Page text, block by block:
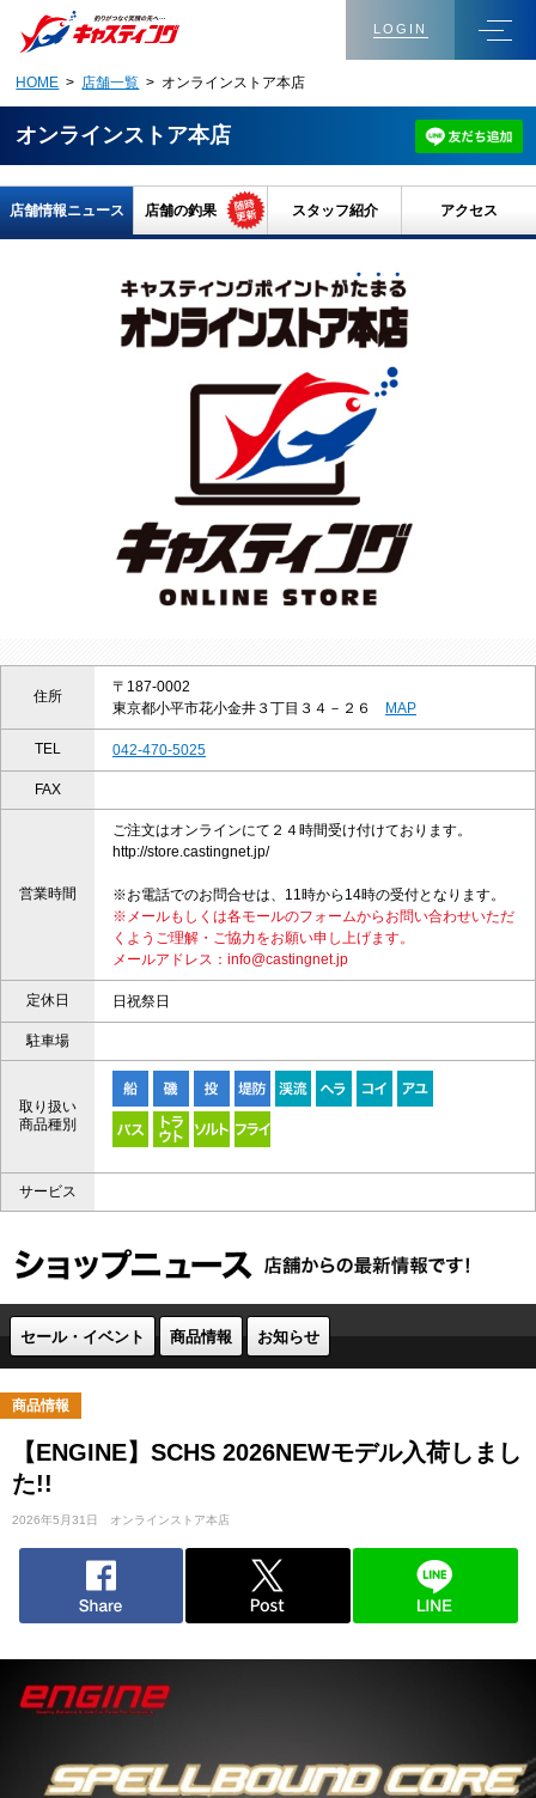
LOGIN
HOME > 店舗一覧 > オンラインストア本店
オンラインストア本店
店舗情報ニュース 店舗の釣果 スタッフ紹介 アクセス
住所
〒187-0002
東京都小平市花小金井３丁目３４－２６
MAP
TEL 042-470-5025
FAX
営業時間
ご注文はオンラインにて２４時間受け付けております。
http://store.castingnet.jp/
※お電話でのお問合せは、11時から14時の受付となります。
※メールもしくは各モールのフォームからお問い合わせいただ
くようご理解・ご協力をお願い申し上げます。
メールアドレス：info@castingnet.jp
定休日 日祝祭日
駐車場
取り扱い
商品種別
サービス
セール・イベント 商品情報 お知らせ
商品情報
【ENGINE】SCHS 2026NEWモデル入荷しまし
た!!
2026年5月31日 オンラインストア本店